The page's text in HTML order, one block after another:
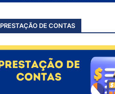
PRESTAÇÃO DE CONTAS